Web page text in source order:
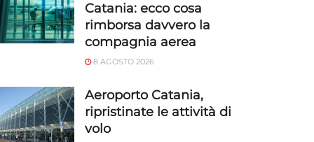
Catania: ecco cosa
rimborsa davvero la
compagnia aerea
8 AGOSTO 2026
Aeroporto Catania,
ripristinate le attività di
volo